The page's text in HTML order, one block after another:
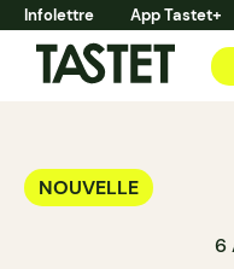
Infolettre App Tastet+
NOUVELLE
6